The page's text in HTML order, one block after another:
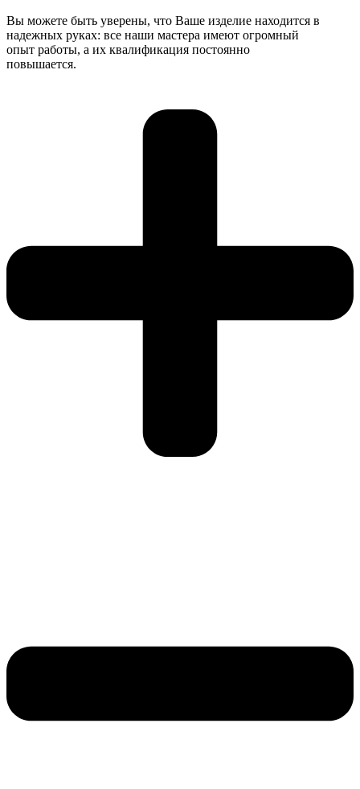
Вы можете быть уверены, что Ваше изделие находится в
надежных руках: все наши мастера имеют огромный
опыт работы, а их квалификация постоянно
повышается.